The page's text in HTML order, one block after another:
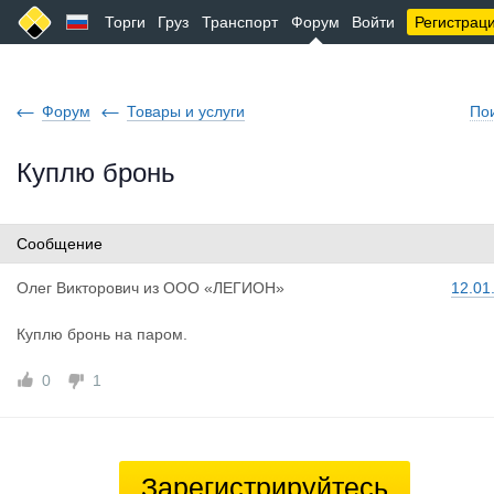
Торги Груз Транспорт Форум Войти
Форум Товары и услуги
Куплю бронь
Сообщение
Олег Викторович из ООО «ЛЕГИОН»
Куплю бронь на паром.
0 1
Зарегистрируйтесь